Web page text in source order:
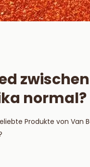
normal?
Produkte von Van
Hoe steek je
houtskool
Lesen Sie mehr